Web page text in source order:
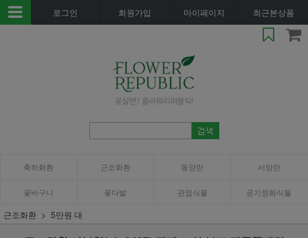
로그인 회원가입 마이페이지 최근본상품
축하화환 근조화환 동양란 서양란
꽃바구니 꽃다발 관엽식물 공기정화식물
근조화환 5만원 대